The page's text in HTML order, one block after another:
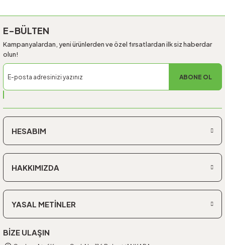
E-BÜLTEN
Kampanyalardan, yeni ürünlerden ve özel fırsatlardan ilk siz haberdar
olun!
ABONE OL
HESABIM
HAKKIMIZDA
YASAL METİNLER
BİZE ULAŞIN